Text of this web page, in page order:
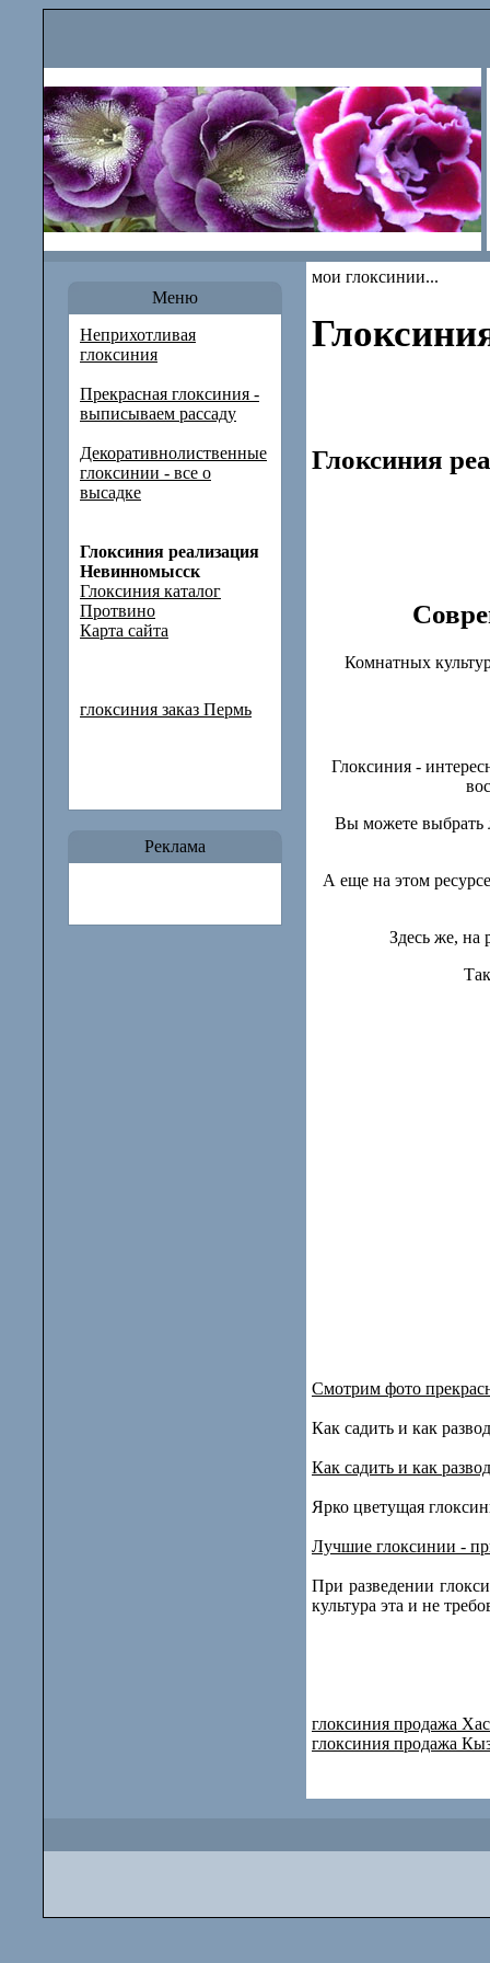
Меню
Неприхотливая
глоксиния
Прекрасная глоксиния -
выписываем рассаду
Декоративнолиственные
глоксинии - все о
высадке
Глоксиния реализация
Невинномысск
Глоксиния каталог
Протвино
Карта сайта
глоксиния заказ Пермь
Реклама
мои глоксинии...
Глоксиния
Комнатных
Глоксиния -
Вы можете выбрать
А еще на этом
Здесь же, на
Смотрим фото
Как садить и как
Как садить и как
Ярко цветущая
Лучшие глоксинии -
При разведении
культура эта и не
глоксиния продажа
глоксиния продажа